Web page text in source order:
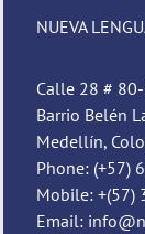
NUEVA
Calle 28 #
Barrio Belén
Medellín,
Phone: (+57)
Mobile: +(57)
Email: